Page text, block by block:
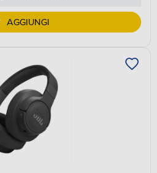
AGGIUNGI